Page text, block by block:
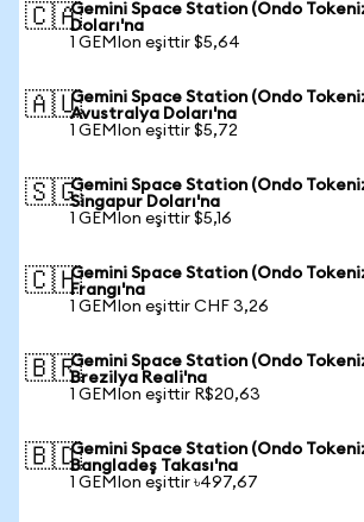
🇨🇦Gemini Space Station (Ondo
Doları'na
1 GEMIon eşittir $5,64
🇦🇺Gemini Space Station (Ondo
Avustralya Doları'na
1 GEMIon eşittir $5,72
🇸🇬Gemini Space Station (Ondo
Singapur Doları'na
1 GEMIon eşittir $5,16
🇨🇭Gemini Space Station (Ondo
Frangı'na
1 GEMIon eşittir CHF 3,26
🇧🇷Gemini Space Station (Ondo
Brezilya Reali'na
1 GEMIon eşittir R$20,63
🇧🇩Gemini Space Station (Ondo
Bangladeş Takası'na
1 GEMIon eşittir ৳497,67